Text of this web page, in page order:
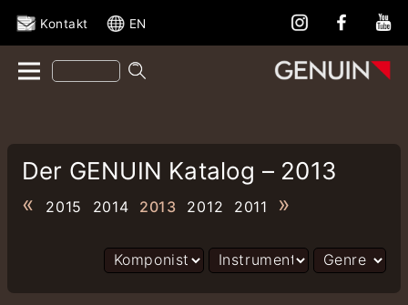
Kontakt EN
Der GENUIN Katalog – 2013
« 2015 2014 2013 2012 2011 »